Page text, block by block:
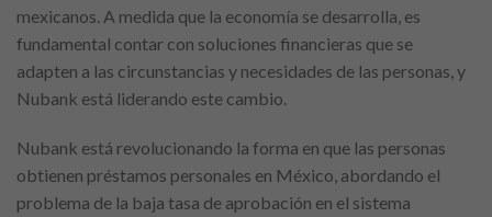
mexicanos. A medida que la economía se desarrolla, es
fundamental contar con soluciones financieras que se
adapten a las circunstancias y necesidades de las personas, y
Nubank está liderando este cambio.
Nubank está revolucionando la forma en que las personas
obtienen préstamos personales en México, abordando el
problema de la baja tasa de aprobación en el sistema